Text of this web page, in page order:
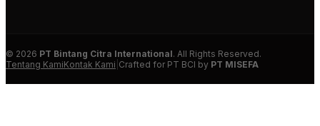
© 2026 PT Bintang Citra International. All Rights Reserved.
Tentang KamiKontak Kami Crafted for PT BCI by PT MISEFA